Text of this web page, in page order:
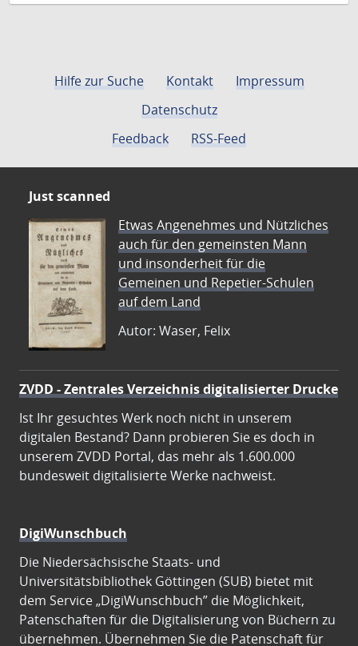
Hilfe zur Suche Kontakt
Impressum
Datenschutz
Feedback
RSS-Feed
Just scanned
Etwas Angenehmes und Nützliches
auch für den gemeinsten Mann
und insonderheit für die
Gemeinen und Repetier-Schulen
auf dem Land
Autor: Waser, Felix
ZVDD - Zentrales Verzeichnis digitalisierter Drucke
Ist Ihr gesuchtes Werk noch nicht in unserem
digitalen Bestand? Dann probieren Sie es doch in
unserem ZVDD Portal, das mehr als 1.600.000
bundesweit digitalisierte Werke nachweist.
DigiWunschbuch
Die Niedersächsische Staats- und
Universitätsbibliothek Göttingen (SUB) bietet mit
dem Service „DigiWunschbuch” die Möglichkeit,
Patenschaften für die Digitalisierung von Büchern zu
übernehmen. Übernehmen Sie die Patenschaft für